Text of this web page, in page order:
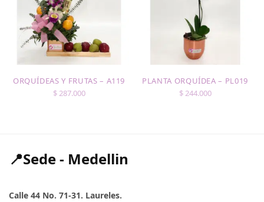
ORQUÍDEAS Y FRUTAS – A119
$287.000
PLANTA ORQUÍDEA – PL019
$244.000
📍Sede - Medellin
Calle 44 No. 71-31. Laureles.